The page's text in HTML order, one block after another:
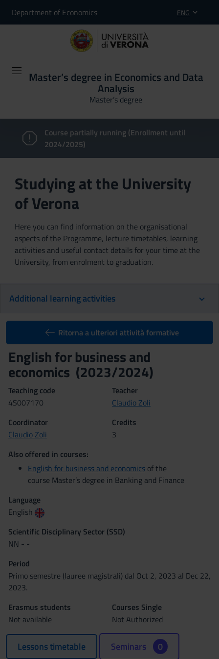
Department of Economics ENG
Master’s degree in Economics and Data
Analysis
Master’s degree
Course partially running (Enrollment until
2024/2025)
Studying at the University
of Verona
Here you can find information on the organisational
aspects of the Programme, lecture timetables, learning
activities and useful contact details for your time at the
University, from enrolment to graduation.
Additional learning activities
Ritorna a ulteriori attività formative
English for business and
economics (2023/2024)
Teaching code
4S007170
Teacher
Claudio Zoli
Coordinator
Claudio Zoli
Credits
3
Also offered in courses:
English for business and economics of the
course Master’s degree in Banking and Finance
Language
English
Scientific Disciplinary Sector (SSD)
NN - -
Period
Primo semestre (lauree magistrali) dal Oct 2, 2023 al Dec 22,
2023.
Erasmus students
Not available
Courses Single
Not Authorized
Lessons timetable Seminars 0